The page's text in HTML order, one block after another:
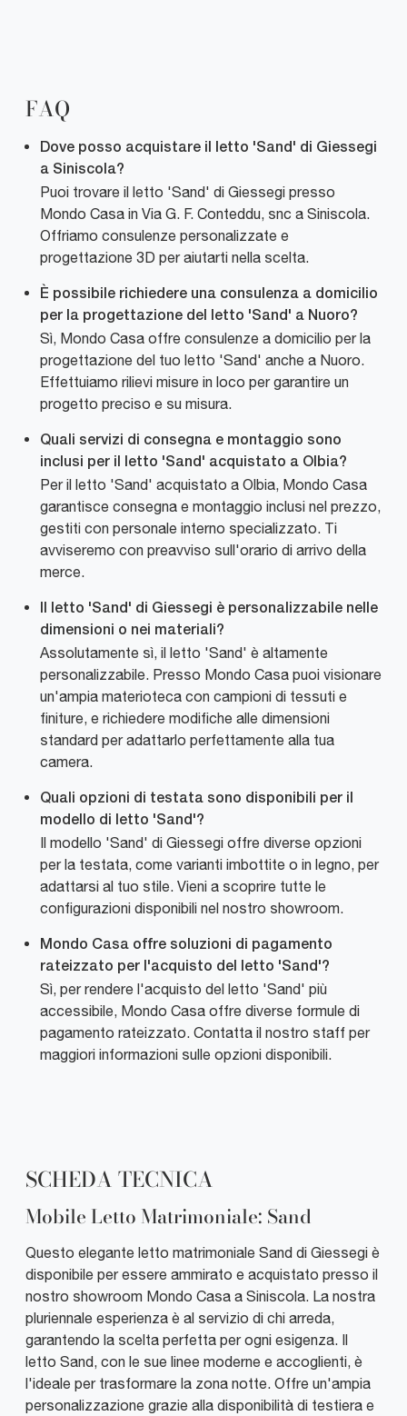
FAQ
Dove posso acquistare il letto 'Sand' di Giessegi
a Siniscola?
Puoi trovare il letto 'Sand' di Giessegi presso
Mondo Casa in Via G. F. Conteddu, snc a Siniscola.
Offriamo consulenze personalizzate e
progettazione 3D per aiutarti nella scelta.
È possibile richiedere una consulenza a domicilio
per la progettazione del letto 'Sand' a Nuoro?
Sì, Mondo Casa offre consulenze a domicilio per la
progettazione del tuo letto 'Sand' anche a Nuoro.
Effettuiamo rilievi misure in loco per garantire un
progetto preciso e su misura.
Quali servizi di consegna e montaggio sono
inclusi per il letto 'Sand' acquistato a Olbia?
Per il letto 'Sand' acquistato a Olbia, Mondo Casa
garantisce consegna e montaggio inclusi nel prezzo,
gestiti con personale interno specializzato. Ti
avviseremo con preavviso sull'orario di arrivo della
merce.
Il letto 'Sand' di Giessegi è personalizzabile nelle
dimensioni o nei materiali?
Assolutamente sì, il letto 'Sand' è altamente
personalizzabile. Presso Mondo Casa puoi visionare
un'ampia materioteca con campioni di tessuti e
finiture, e richiedere modifiche alle dimensioni
standard per adattarlo perfettamente alla tua
camera.
Quali opzioni di testata sono disponibili per il
modello di letto 'Sand'?
Il modello 'Sand' di Giessegi offre diverse opzioni
per la testata, come varianti imbottite o in legno, per
adattarsi al tuo stile. Vieni a scoprire tutte le
configurazioni disponibili nel nostro showroom.
Mondo Casa offre soluzioni di pagamento
rateizzato per l'acquisto del letto 'Sand'?
Sì, per rendere l'acquisto del letto 'Sand' più
accessibile, Mondo Casa offre diverse formule di
pagamento rateizzato. Contatta il nostro staff per
maggiori informazioni sulle opzioni disponibili.
SCHEDA TECNICA
Mobile Letto Matrimoniale: Sand
Questo elegante letto matrimoniale Sand di Giessegi è
disponibile per essere ammirato e acquistato presso il
nostro showroom Mondo Casa a Siniscola. La nostra
pluriennale esperienza è al servizio di chi arreda,
garantendo la scelta perfetta per ogni esigenza. Il
letto Sand, con le sue linee moderne e accoglienti, è
l'ideale per trasformare la zona notte. Offre un'ampia
personalizzazione grazie alla disponibilità di testiera e